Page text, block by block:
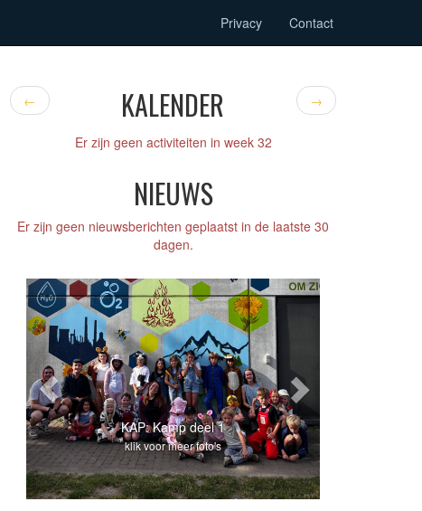
Privacy Contact
← KALENDER →
Er zijn geen activiteiten in week 32
NIEUWS
Er zijn geen nieuwsberichten geplaatst in de laatste 30
dagen.
KAP: Kamp deel 1
klik voor meer foto's